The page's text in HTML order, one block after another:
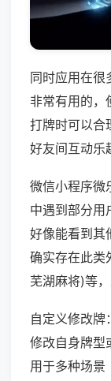
同时应用在很
非常有用的，
打牌时可以合
好友间互动乐
微信小程序微
中遇到部分用
好像能看到其
确实存在此类
芜湖麻将)等
自定义修改牌
修改自身牌型
用于多种场景